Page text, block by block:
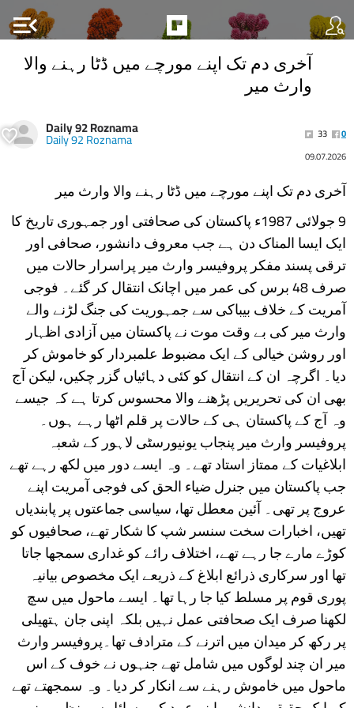
menu_open
آخری دم تک اپنے مورچے میں ڈٹا رہنے والا
وارث میر
Daily 92 Roznama
Daily 92 Roznama 33
0
09.07.2026
آخری دم تک اپنے مورچے میں ڈٹا رہنے والا وارث میر
9 جولائی 1987ء پاکستان کی صحافتی اور جمہوری تاریخ کا
ایک ایسا المناک دن ہے جب معروف دانشور، صحافی اور
ترقی پسند مفکر پروفیسر وارث میر پراسرار حالات میں
صرف 48 برس کی عمر میں اچانک انتقال کر گئے۔ فوجی
آمریت کے خلاف بیباکی سے جمہوریت کی جنگ لڑنے والے
وارث میر کی بے وقت موت نے پاکستان میں آزادی اظہار
اور روشن خیالی کے ایک مضبوط علمبردار کو خاموش کر
دیا۔ اگرچہ ان کے انتقال کو کئی دہائیاں گزر چکیں، لیکن آج
بھی ان کی تحریریں پڑھنے والا محسوس کرتا ہے کہ جیسے
وہ آج کے پاکستان ہی کے حالات پر قلم اٹھا رہے ہوں۔
پروفیسر وارث میر پنجاب یونیورسٹی لاہور کے شعبہ
ابلاغیات کے ممتاز استاد تھے۔ وہ ایسے دور میں لکھ رہے تھے
جب پاکستان میں جنرل ضیاء الحق کی فوجی آمریت اپنے
عروج پر تھی۔ آئین معطل تھا، سیاسی جماعتوں پر پابندیاں
تھیں، اخبارات سخت سنسر شپ کا شکار تھے، صحافیوں کو
کوڑے مارے جا رہے تھے، اختلاف رائے کو غداری سمجھا جاتا
تھا اور سرکاری ذرائع ابلاغ کے ذریعے ایک مخصوص بیانیہ
پوری قوم پر مسلط کیا جا رہا تھا۔ ایسے ماحول میں سچ
لکھنا صرف ایک صحافتی عمل نہیں بلکہ اپنی جان ہتھیلی
پر رکھ کر میدان میں اترنے کے مترادف تھا۔پروفیسر وارث
میر ان چند لوگوں میں شامل تھے جنہوں نے خوف کے اس
ماحول میں خاموش رہنے سے انکار کر دیا۔ وہ سمجھتے تھے